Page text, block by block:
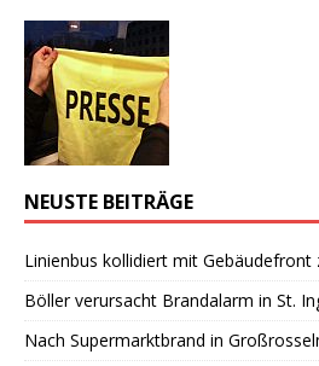
NEUSTE BEITRÄGE
Linienbus kollidiert mit Gebäudefront
Böller verursacht Brandalarm in St.
Nach Supermarktbrand in